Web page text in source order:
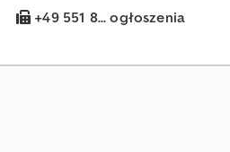
+49 551 8... ogłoszenia